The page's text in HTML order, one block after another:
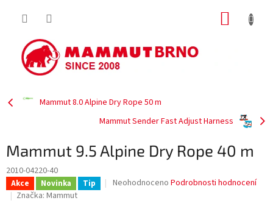
Mammut 8.0 Alpine Dry Rope 50 m
Mammut Sender Fast Adjust Harness
Mammut 9.5 Alpine Dry Rope 40 m
2010-04220-40
Akce Novinka Tip
Průměrné
Neohodnoceno Podrobnosti hodnocení
Značka: Mammut